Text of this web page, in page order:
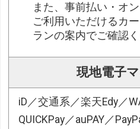
また、事前払い・オ
ご利用いただけるカ
ランの案内でご確認く
現地電子
iD／交通系／楽天Edy／
QUICKPay／auPAY／